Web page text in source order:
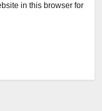
in this browser for